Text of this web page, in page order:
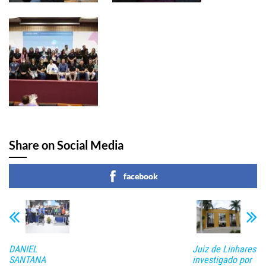
Share on Social Media
facebook
DANIEL
SANTANA
Juiz de Linhares
investigado por